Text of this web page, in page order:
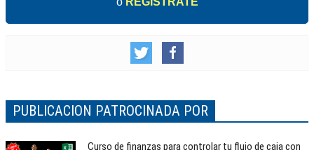
PUBLICACION PATROCINADA POR
Curso de finanzas para controlar tu flujo de caja con